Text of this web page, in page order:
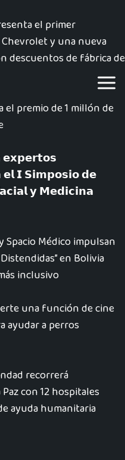
el primer
y una nueva
descuentos de fábrica de
el premio de 1 millón de
𝗜 𝗦𝗶𝗺𝗽𝗼𝘀𝗶𝗼 𝗱𝗲
𝘆 𝗠𝗲𝗱𝗶𝗰𝗶𝗻𝗮
Spacio Médico impulsan
en Bolivia
inclusivo
una función de cine
ayudar a perros
recorrerá
con 12 hospitales
ayuda humanitaria